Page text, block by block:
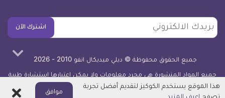
بريدك
الالكتروني
اشترك الآن
جميع الحقوق محفوظة © ديلي ميديكال انفو 2010 - 2026
جميع المواد المنشورة هي مجرد معلومات ولا يمكن اعتبارها استشارة طبية
أو توصية علاجية - اعرف المزيد
هذا الموقع يستخدم الكوكيز لتقديم أفضل تجربة
موافق اغلاق